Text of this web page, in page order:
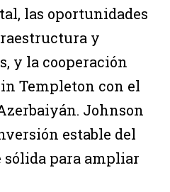
las oportunidades
y
y la cooperación
Templeton con el
Johnson
estable del
sólida para ampliar